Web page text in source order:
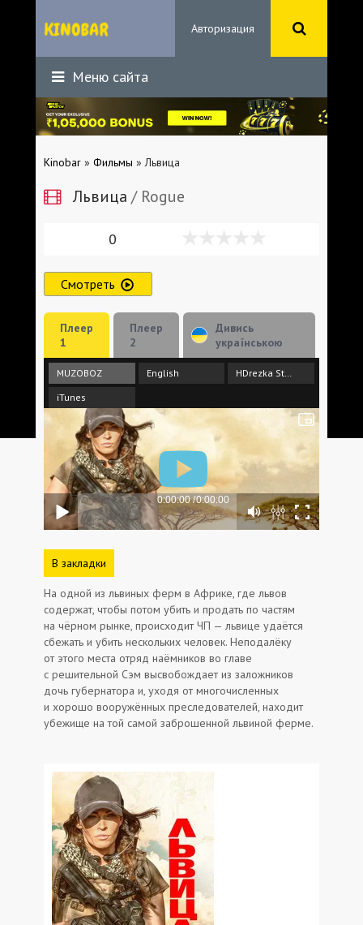
Авторизация
Меню сайта
Kinobar » Фильмы » Львица
Львица / Rogue
0
Смотреть
Плеер
1
Плеер
2
Дивись
українською
MUZOBOZ English
iTunes
В закладки
На одной из львиных ферм в Африке, где львов
содержат, чтобы потом убить и продать по частям
на чёрном рынке, происходит ЧП — львице удаётся
сбежать и убить нескольких человек. Неподалёку
от этого места отряд наёмников во главе
с решительной Сэм высвобождает из заложников
дочь губернатора и, уходя от многочисленных
и хорошо вооружённых преследователей, находит
убежище на той самой заброшенной львиной ферме.